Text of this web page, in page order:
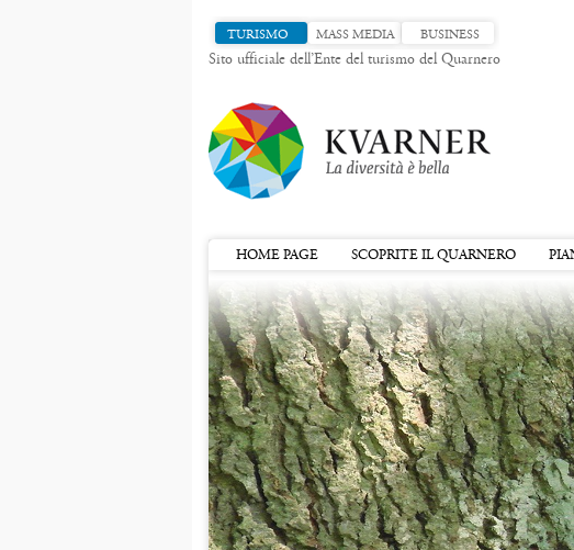
TURISMO MASS MEDIA BUSINESS
Sito ufficiale dell’Ente del turismo del Quarnero
HOME PAGE SCOPRITE IL QUARNERO